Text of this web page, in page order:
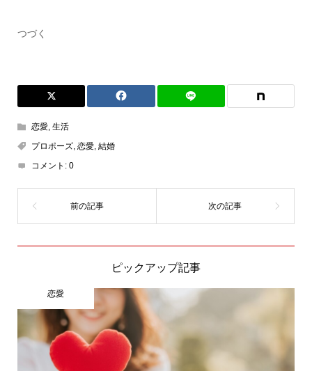
つづく
恋愛, 生活
プロポーズ, 恋愛, 結婚
コメント: 0
ピックアップ記事
恋愛